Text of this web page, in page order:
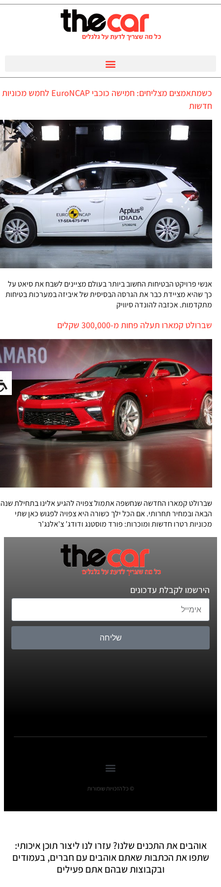
כשמתאמצים מצליחים: חמישה כוכבי EuroNCAP לחמש מכוניות
חדשות
אנשי פרויקט הבטיחות החשוב ביותר בעולם מציינים לשבח את סיאט על
כך שהיא מציידת כבר את הגרסה הבסיסית של איביזה במערכות בטיחות
מתקדמות. אכזבה להונדה סיוויק
שברולט קמארו תעלה פחות מ-300,000 שקלים
שברולט קמארו החדשה שנחשפה אתמול צפויה להגיע אלינו בתחילת שנה
הבאה ובמחיר תחרותי. אם הכל ילך כשורה היא צפויה לפגוש כאן שתי
מכוניות רטרו חדשות ומוכרות: פורד מוסטנג ודודג' צ'אלנג'ר
הירשמו לקבלת עדכונים
שליחה
© כל הזכויות שומורות
אוהבים את התכנים שלנו? עזרו לנו ליצור תוכן איכותי:
שתפו את הכתבות שאתם אוהבים עם חברים, בעמודים
ובקבוצות שבהם אתם פעילים